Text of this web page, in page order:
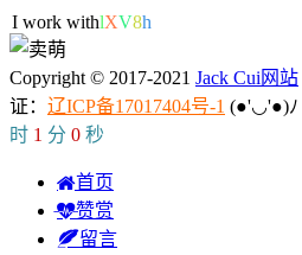
I work with ML6@
Copyright © 2017-2021 Jack Cui网站
证： 辽ICP备17017404号-1 (●'◡'●)ﾉ
时 1 分 1 秒
首页
赞赏
留言